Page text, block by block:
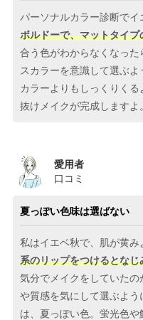
パーソナルカラー診断でイ
ボルドーで、マットタイ
合う色がわからなくなっ
スカラーを意識して選ぶ
カラーよりもしっくりく
抜けメイクが完成しますよ
愛用者
口コミ
夏っぽい色味は選ばない
私はイエベ秋で、肌が黄み
系のリップをつけるとなじ
気分でメイクをしていた
や質感を気にして選ぶよ
は、夏っぽい色。蛍光色